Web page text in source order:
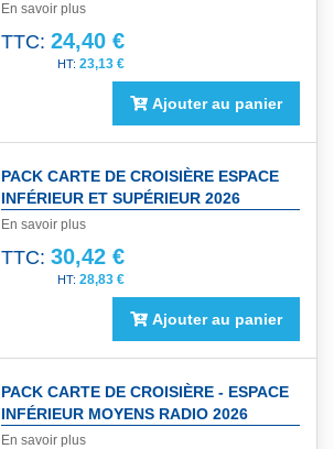
En savoir plus
TTC: 24,40 €
23,13 €
Ajouter au panier
PACK CARTE DE CROISIÈRE ESPACE
INFÉRIEUR ET SUPÉRIEUR 2026
En savoir plus
TTC: 30,42 €
28,83 €
Ajouter au panier
PACK CARTE DE CROISIÈRE - ESPACE
INFÉRIEUR MOYENS RADIO 2026
En savoir plus